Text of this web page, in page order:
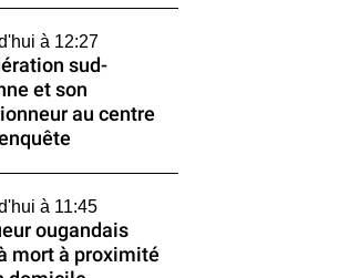
à 12:27
sud-
et son
au centre
à 11:45
ougandais
mort à proximité